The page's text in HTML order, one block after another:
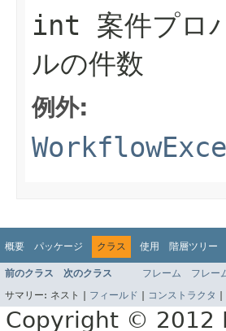
int 案件プロ
ルの件数
例外:
概要 パッケージ クラス 使用 階層ツリー
前のクラス 次のクラス フレーム フレー
サマリー: ネスト | フィールド コンストラクタ
Copyright © 2012